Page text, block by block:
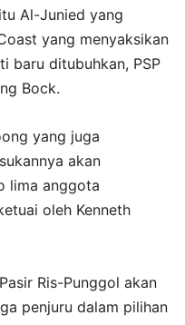
Al-Junied yang
yang menyaksikan
baru ditubuhkan, PSP
Bock.
yang juga
akan
lima anggota
oleh Kenneth
Ris-Punggol akan
penjuru dalam pilihan